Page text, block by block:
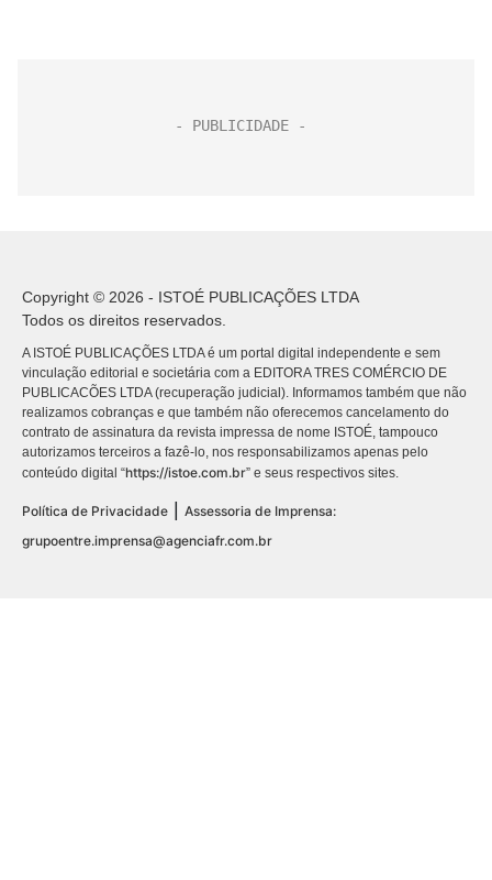
Copyright © 2026 - ISTOÉ PUBLICAÇÕES LTDA
Todos os direitos reservados.
A ISTOÉ PUBLICAÇÕES LTDA é um portal digital independente e sem
vinculação editorial e societária com a EDITORA TRES COMÉRCIO DE
PUBLICACÕES LTDA (recuperação judicial). Informamos também que não
realizamos cobranças e que também não oferecemos cancelamento do
contrato de assinatura da revista impressa de nome ISTOÉ, tampouco
autorizamos terceiros a fazê-lo, nos responsabilizamos apenas pelo
conteúdo digital “https://istoe.com.br” e seus respectivos sites.
Política de Privacidade
Assessoria de Imprensa:
grupoentre.imprensa@agenciafr.com.br